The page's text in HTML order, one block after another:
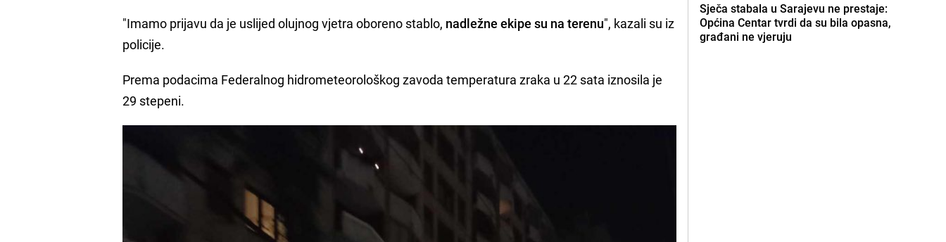
"Imamo prijavu da je uslijed olujnog vjetra oboreno stablo, nadležne ekipe su na terenu", kazali su iz
policije.
Prema podacima Federalnog hidrometeorološkog zavoda temperatura zraka u 22 sata iznosila je
29 stepeni.
Sječa stabala u Sarajevu ne prestaje:
Općina Centar tvrdi da su bila opasna,
građani ne vjeruju